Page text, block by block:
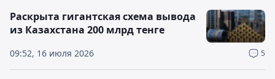
09:52, 16 июля 2026 5
Раскрыта гигантская схема вывода
из Казахстана 200 млрд тенге